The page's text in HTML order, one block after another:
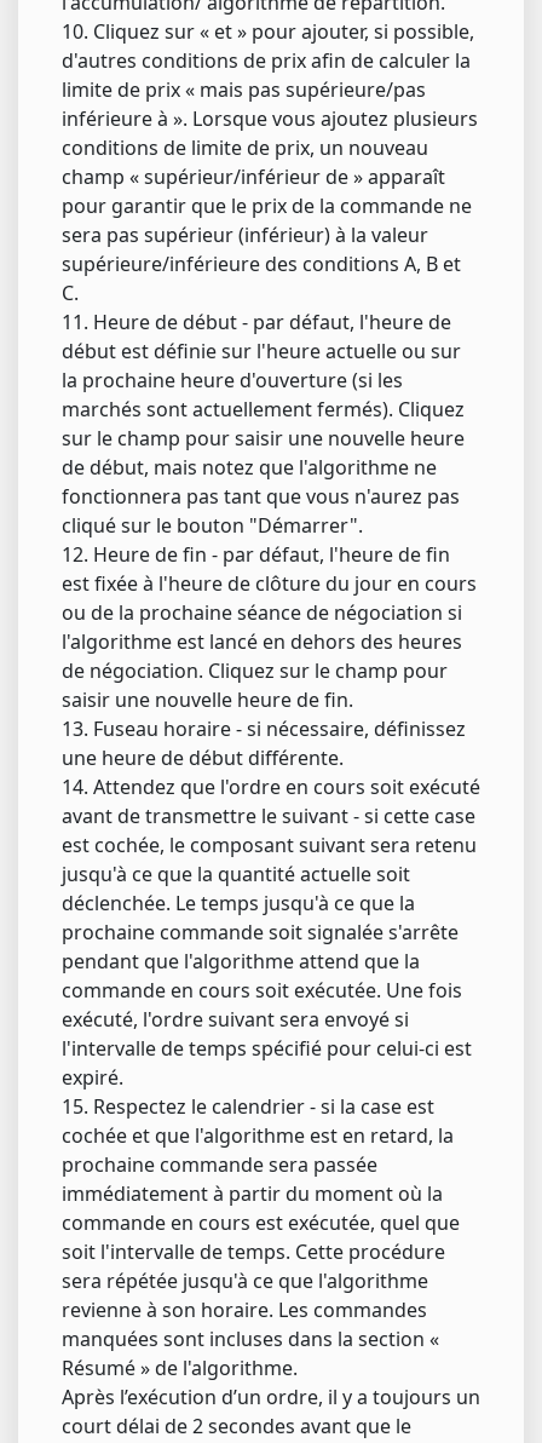
10. Cliquez sur « et » pour ajouter, si possible,
d'autres conditions de prix afin de calculer la
limite de prix « mais pas supérieure/pas
inférieure à ». Lorsque vous ajoutez plusieurs
conditions de limite de prix, un nouveau
champ « supérieur/inférieur de » apparaît
pour garantir que le prix de la commande ne
sera pas supérieur (inférieur) à la valeur
supérieure/inférieure des conditions A, B et
C.
11. Heure de début - par défaut, l'heure de
début est définie sur l'heure actuelle ou sur
la prochaine heure d'ouverture (si les
marchés sont actuellement fermés). Cliquez
sur le champ pour saisir une nouvelle heure
de début, mais notez que l'algorithme ne
fonctionnera pas tant que vous n'aurez pas
cliqué sur le bouton "Démarrer".
12. Heure de fin - par défaut, l'heure de fin
est fixée à l'heure de clôture du jour en cours
ou de la prochaine séance de négociation si
l'algorithme est lancé en dehors des heures
de négociation. Cliquez sur le champ pour
saisir une nouvelle heure de fin.
13. Fuseau horaire - si nécessaire, définissez
une heure de début différente.
14. Attendez que l'ordre en cours soit exécuté
avant de transmettre le suivant - si cette case
est cochée, le composant suivant sera retenu
jusqu'à ce que la quantité actuelle soit
déclenchée. Le temps jusqu'à ce que la
prochaine commande soit signalée s'arrête
pendant que l'algorithme attend que la
commande en cours soit exécutée. Une fois
exécuté, l'ordre suivant sera envoyé si
l'intervalle de temps spécifié pour celui-ci est
expiré.
15. Respectez le calendrier - si la case est
cochée et que l'algorithme est en retard, la
prochaine commande sera passée
immédiatement à partir du moment où la
commande en cours est exécutée, quel que
soit l'intervalle de temps. Cette procédure
sera répétée jusqu'à ce que l'algorithme
revienne à son horaire. Les commandes
manquées sont incluses dans la section «
Résumé » de l'algorithme.
Après l’exécution d’un ordre, il y a toujours un
court délai de 2 secondes avant que le